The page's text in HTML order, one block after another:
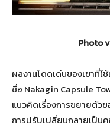
Photo
ผลงานโดดเด่นของเขาที่
ชื่อ Nakagin Capsule
แนวคิดเรื่องการขยายตัว
การปรับเปลี่ยนกลายเป็น